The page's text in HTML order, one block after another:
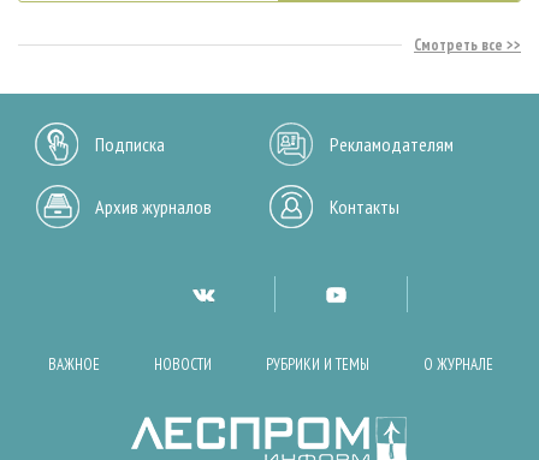
Смотреть все
Подписка Рекламодателям
Архив журналов Контакты
ВАЖНОЕ НОВОСТИ РУБРИКИ И ТЕМЫ О ЖУРНАЛЕ